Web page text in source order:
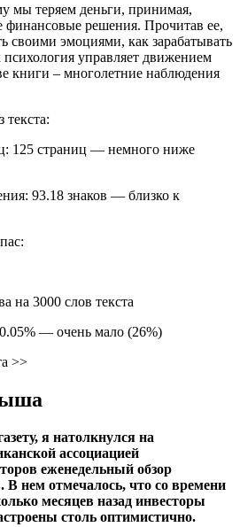
мы теряем деньги, принимая,
финансовые решения. Прочитав ее,
своими эмоциями, как зарабатывать
управляет движением
книги – многолетние наблюдения
текста:
125 страниц — немного ниже
93.18 знаков — близко к
на 3000 слов текста
— очень мало (26%)
>>
я натолкнулся на
ассоциацией
еженедельный обзор
В нем отмечалось, что со времени
месяцев назад инвесторы
столь оптимистично.